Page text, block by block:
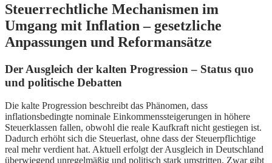
Steuerrechtliche Mechanismen im
Umgang mit Inflation – gesetzliche
Anpassungen und Reformansätze
Der Ausgleich der kalten Progression – Status quo
und politische Debatten
Die kalte Progression beschreibt das Phänomen, dass
inflationsbedingte nominale Einkommenssteigerungen in höhere
Steuerklassen fallen, obwohl die reale Kaufkraft nicht gestiegen ist.
Dadurch erhöht sich die Steuerlast, ohne dass der Steuerpflichtige
real mehr verdient hat. Aktuell erfolgt der Ausgleich in Deutschland
überwiegend unregelmäßig und politisch stark umstritten. Zwar gibt